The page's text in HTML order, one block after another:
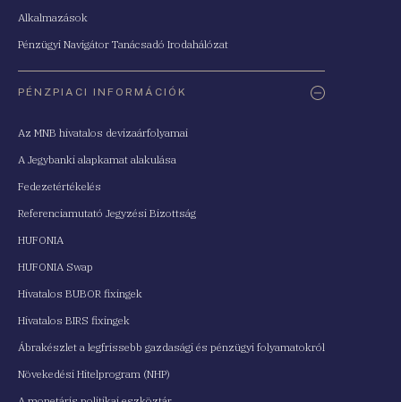
Alkalmazások
Pénzügyi Navigátor Tanácsadó Irodahálózat
PÉNZPIACI INFORMÁCIÓK
Az MNB hivatalos devizaárfolyamai
A Jegybanki alapkamat alakulása
Fedezetértékelés
Referenciamutató Jegyzési Bizottság
HUFONIA
HUFONIA Swap
Hivatalos BUBOR fixingek
Hivatalos BIRS fixingek
Ábrakészlet a legfrissebb gazdasági és pénzügyi folyamatokról
Növekedési Hitelprogram (NHP)